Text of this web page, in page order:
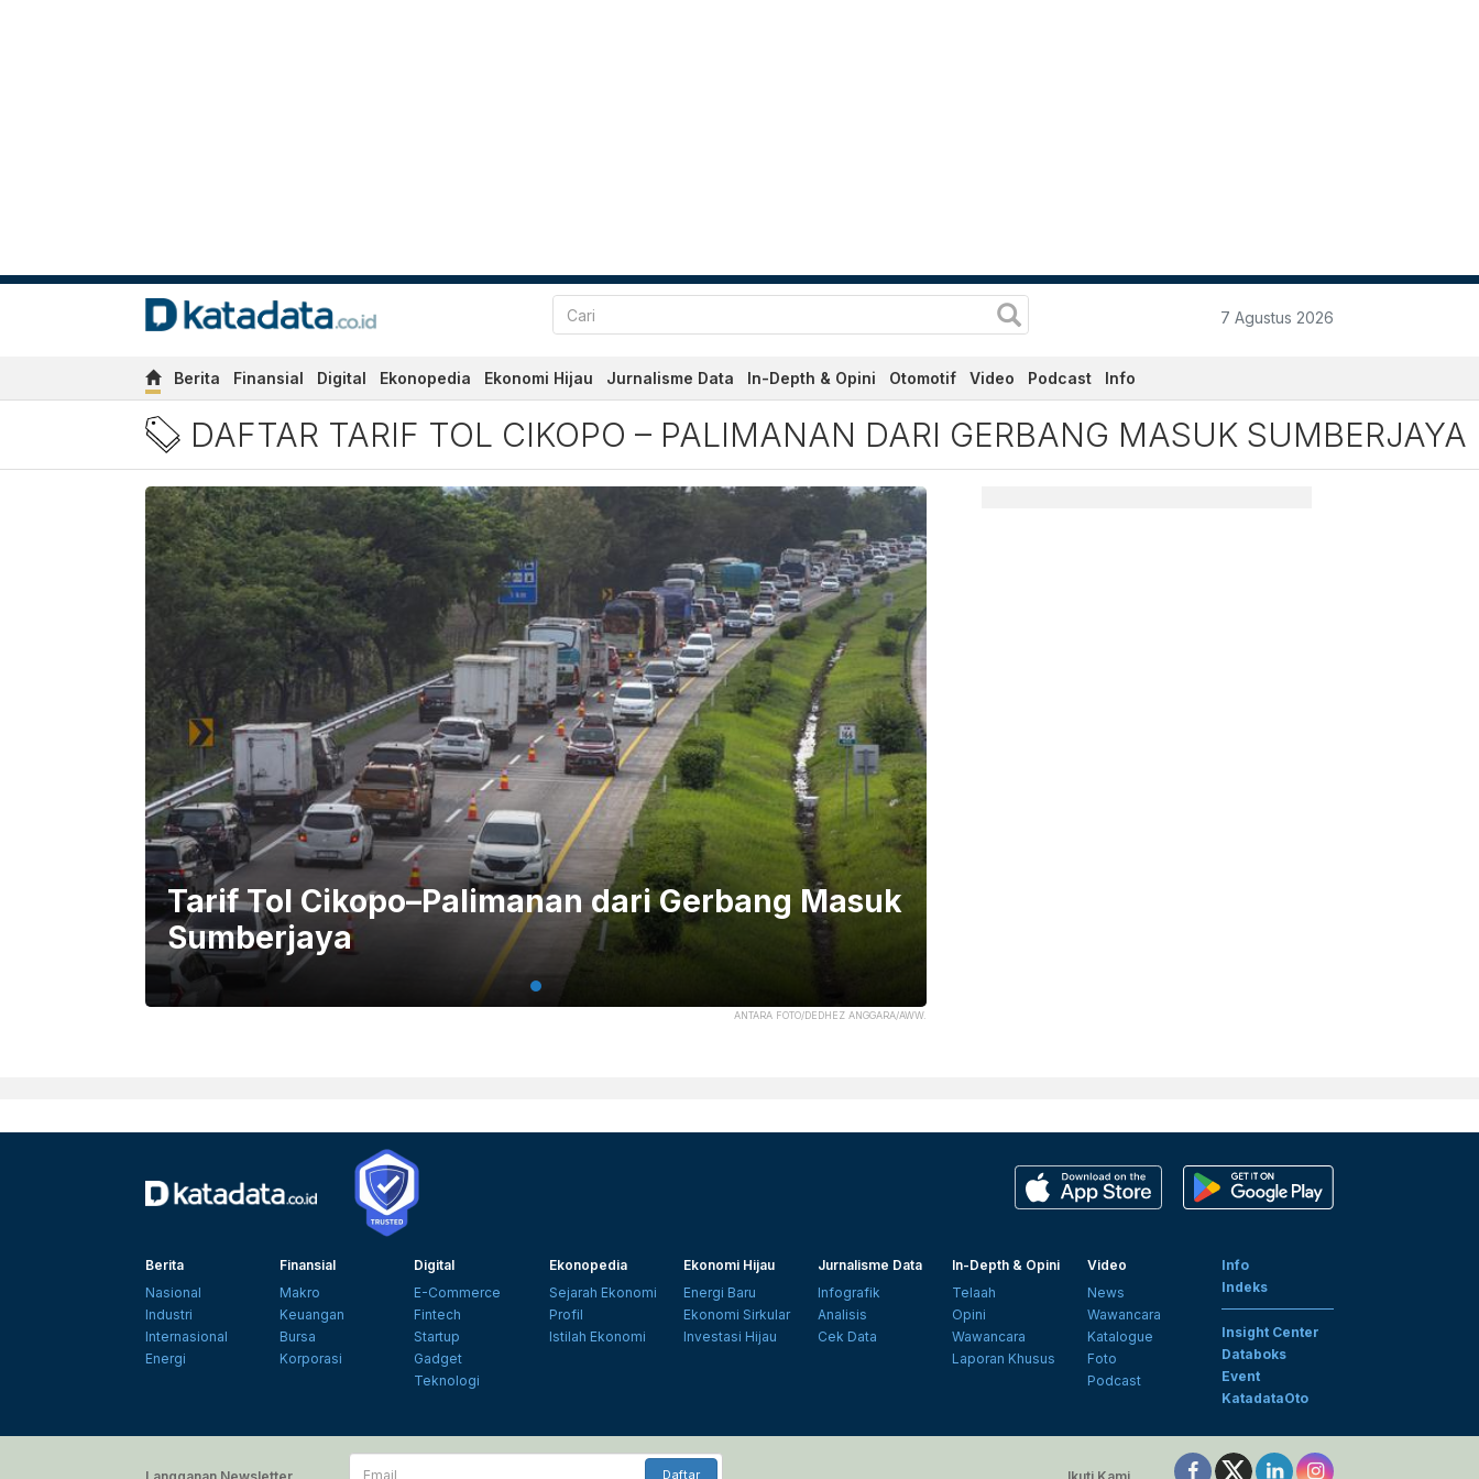
7 Agustus 2026
Berita Finansial Digital Ekonopedia Ekonomi Hijau Jurnalisme Data In-Depth & Opini Otomotif Video Podcast Info
Berita daftar Tarif Tol Cikopo – Palimanan dari Gerbang Masuk Sumberjaya
DAFTAR TARIF TOL CIKOPO – PALIMANAN DARI GERBANG MASUK SUMBERJAYA
ANTARA FOTO/DEDHEZ ANGGARA/AWW.
Tarif Tol Cikopo–Palimanan dari Gerbang Masuk
Sumberjaya
Berita
Nasional
Industri
Internasional
Energi
Finansial
Makro
Keuangan
Bursa
Korporasi
Digital
E-Commerce
Fintech
Startup
Gadget
Teknologi
Ekonopedia
Sejarah Ekonomi
Profil
Istilah Ekonomi
Ekonomi Hijau
Energi Baru
Ekonomi Sirkular
Investasi Hijau
Jurnalisme Data
Infografik
Analisis
Cek Data
In-Depth & Opini
Telaah
Opini
Wawancara
Laporan Khusus
Video
News
Wawancara
Katalogue
Foto
Podcast
Info
Indeks
Insight Center
Databoks
Event
KatadataOto
Email
Daftar